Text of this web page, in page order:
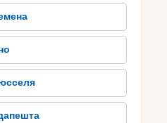
Хорусу. Его
своими
рифами. Природный
– это идеальное
и